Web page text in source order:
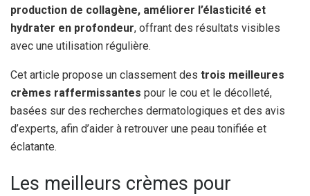
production de collagène, améliorer l’élasticité et
hydrater en profondeur, offrant des résultats visibles
avec une utilisation régulière.
Cet article propose un classement des trois meilleures
crèmes raffermissantes pour le cou et le décolleté,
basées sur des recherches dermatologiques et des avis
d’experts, afin d’aider à retrouver une peau tonifiée et
éclatante.
Les meilleurs crèmes pour